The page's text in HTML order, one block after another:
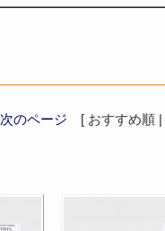
次のページ [ おすすめ順 |